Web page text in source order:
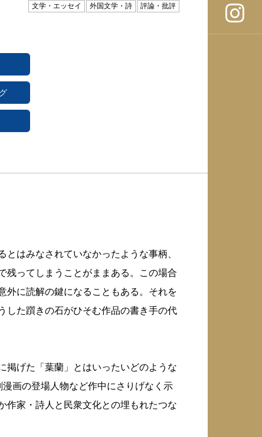
文学・エッセイ 外国文学・詩 評論・批評
はみなされていなかったような事柄、
残ってしまうことがままある。この場合
外に読解の鍵になることもある。それを
した躓きの石がひそむ作品の書き手の代
げた「葉蘭」とはいったいどのような
画の登場人物など作中にさりげなく示
作家・詩人と民衆文化との埋もれたつな